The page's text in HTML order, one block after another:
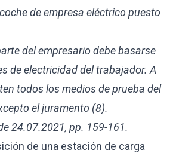
de empresa eléctrico puesto
del empresario debe basarse
de electricidad del trabajador. A
todos los medios de prueba del
el juramento (8).
24.07.2021, pp. 159-161.
de una estación de carga